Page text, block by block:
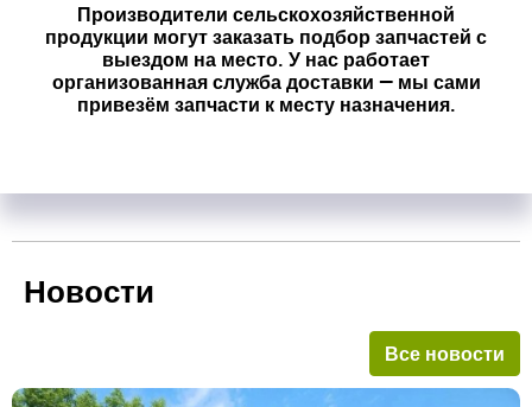
Производители сельскохозяйственной
продукции могут заказать подбор запчастей с
выездом на место. У нас работает
организованная служба доставки — мы сами
привезём запчасти к месту назначения.
Новости
Все новости